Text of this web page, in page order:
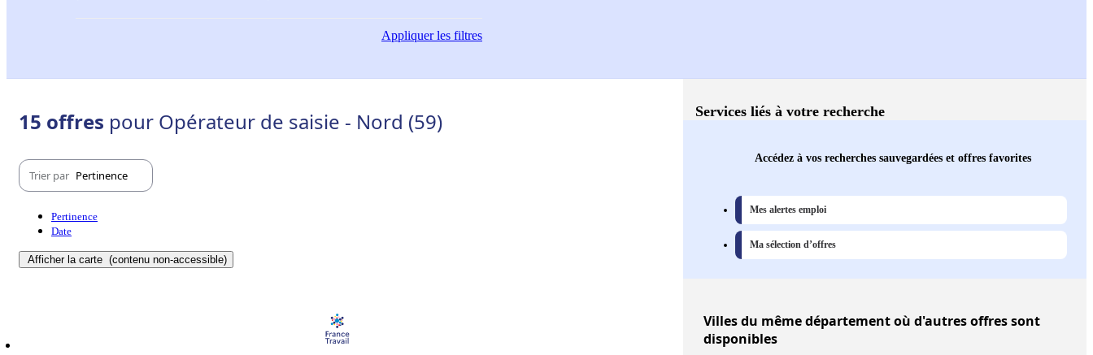
Appliquerles filtres
15 offres pour Opérateur de saisie - Nord (59)
Trier par Pertinence
Pertinence
Date
Afficher la carte (contenu non-accessible)
Services liés à votre recherche
Accédez à vos recherches sauvegardées et offres favorites
Mes alertes emploi
Ma sélection d’offres
Villesdu même département où d'autres offres sont
disponibles